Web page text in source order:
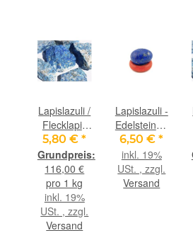
Lapislazuli /
Flecklapis
Wassersteine-
Sonderqualität
/ Rohsteine
extra
angetrommelt
- ca. 50 g
(GKS)
5,80 €*
116,00 €
pro 1 kg
inkl. 19%
USt. , zzgl.
Versand
Lapislazuli -
Edelstein-Ei
- ca. 2,1 cm
-
Sonderqualität
-
6,50 €*
inkl. 19%
USt. , zzgl.
Versand